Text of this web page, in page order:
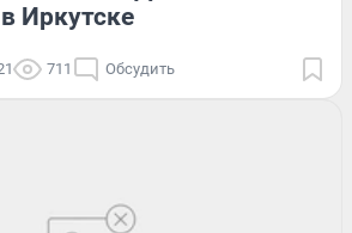
Иркутске
711 Обсудить